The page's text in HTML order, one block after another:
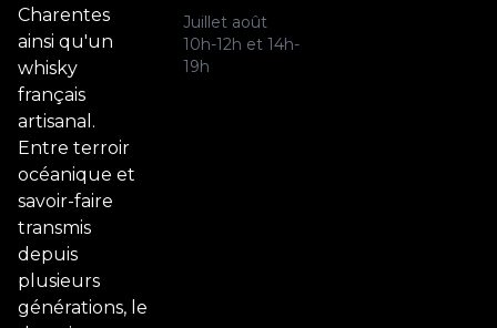
Charentes
ainsi qu'un
whisky
français
artisanal.
Entre terroir
océanique et
savoir-faire
transmis
depuis
plusieurs
générations, le
Juillet août
10h-12h et 14h-
19h